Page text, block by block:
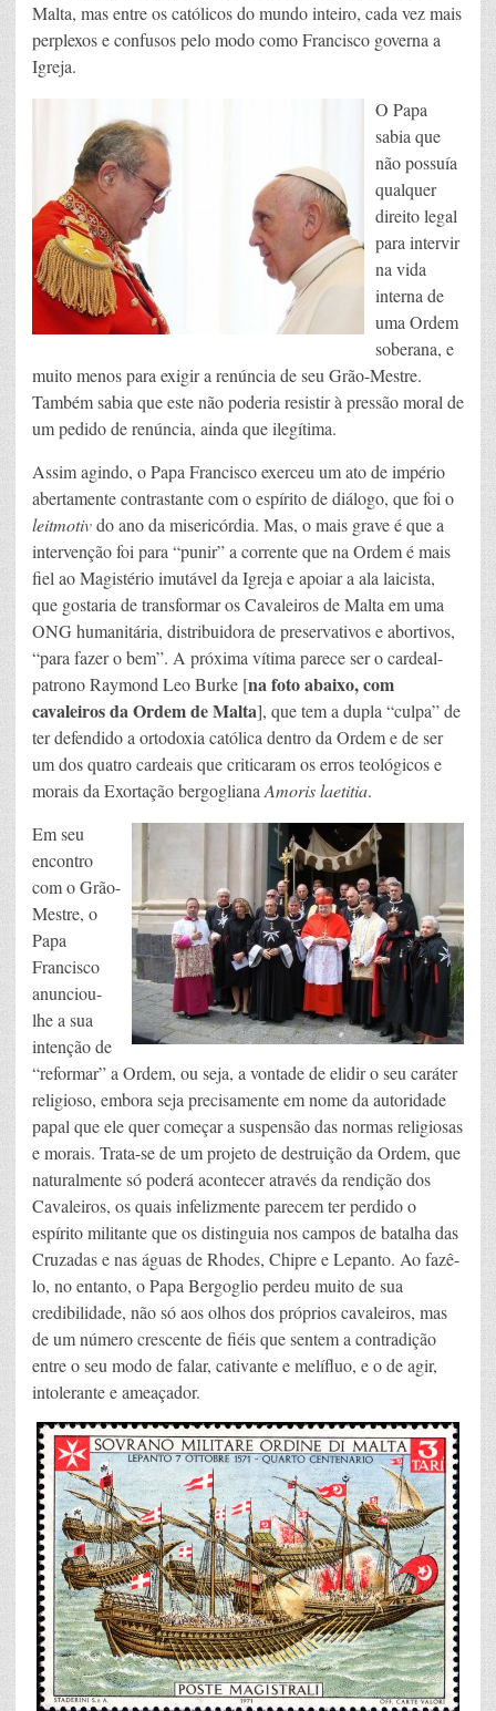
Malta, mas entre os católicos do mundo inteiro, cada vez mais
perplexos e confusos pelo modo como Francisco governa a
Igreja.
O Papa
sabia que
não possuía
qualquer
direito legal
para intervir
na vida
interna de
uma Ordem
soberana, e
muito menos para exigir a renúncia de seu Grão-Mestre.
Também sabia que este não poderia resistir à pressão moral de
um pedido de renúncia, ainda que ilegítima.
Assim agindo, o Papa Francisco exerceu um ato de império
abertamente contrastante com o espírito de diálogo, que foi o
leitmotivdo ano da misericórdia. Mas, o mais grave é que a
intervenção foi para “punir” a corrente que na Ordem é mais
fiel ao Magistério imutável da Igreja e apoiar a ala laicista,
que gostaria de transformar os Cavaleiros de Malta em uma
ONG humanitária, distribuidora de preservativos e abortivos,
“para fazer o bem”. A próxima vítima parece ser o cardeal-
patrono Raymond Leo Burke [na foto abaixo, com
cavaleiros da Ordem de Malta], que tem a dupla “culpa” de
ter defendido a ortodoxia católica dentro da Ordem e de ser
um dos quatro cardeais que criticaram os erros teológicos e
morais da Exortação bergogliana Amoris laetitia.
Em seu
encontro
com o Grão-
Mestre, o
Papa
Francisco
anunciou-
lhe a sua
intenção de
“reformar” a Ordem, ou seja, a vontade de elidir o seu caráter
religioso, embora seja precisamente em nome da autoridade
papal que ele quer começar a suspensão das normas religiosas
e morais. Trata-se de um projeto de destruição da Ordem, que
naturalmente só poderá acontecer através da rendição dos
Cavaleiros, os quais infelizmente parecem ter perdido o
espírito militante que os distinguia nos campos de batalha das
Cruzadas e nas águas de Rhodes, Chipre e Lepanto. Ao fazê-
lo, no entanto, o Papa Bergoglio perdeu muito de sua
credibilidade, não só aos olhos dos próprios cavaleiros, mas
de um número crescente de fiéis que sentem a contradição
entre o seu modo de falar, cativante e melífluo, e o de agir,
intolerante e ameaçador.